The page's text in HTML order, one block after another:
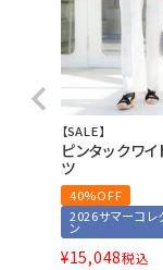
【SALE】
ピンタックワ
ツ
40%OFF
2026サマーコレ
ン
¥15,048税込